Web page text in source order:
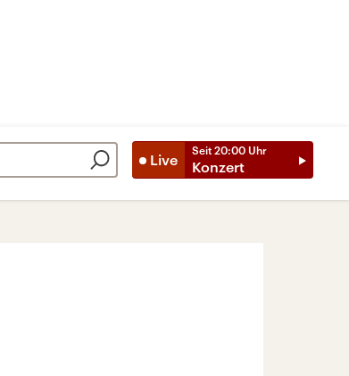
Live
Seit 20:00 Uhr
Konzert